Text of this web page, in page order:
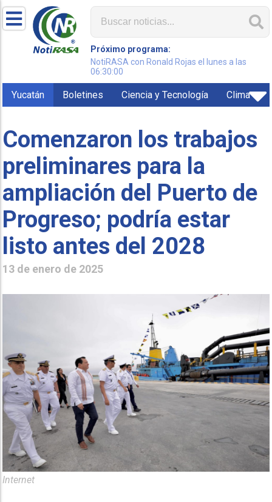
Próximo programa:
NotiRASA con Ronald Rojas el lunes a las
06:30:00
Yucatán Boletines Ciencia y Tecnología Clima
Comenzaron los trabajos
preliminares para la
ampliación del Puerto de
Progreso; podría estar
listo antes del 2028
13 de enero de 2025
Internet